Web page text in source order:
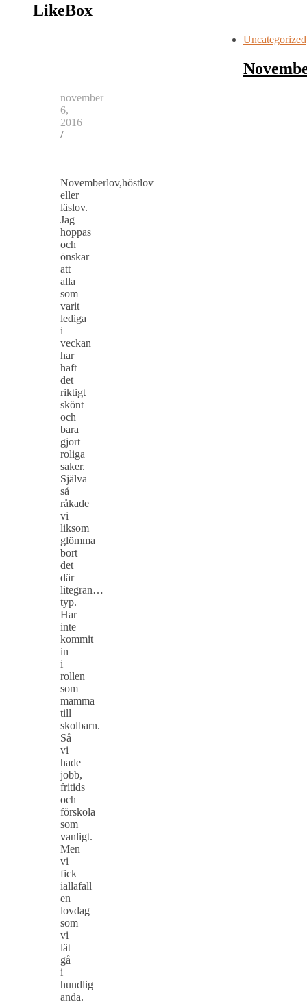
LikeBox
Uncategorized
november
6,
2016
/
Novemberlov,höstlov
eller
läslov.
Jag
hoppas
och
önskar
att
alla
som
varit
lediga
i
veckan
har
haft
det
riktigt
skönt
och
bara
gjort
roliga
saker.
Själva
så
råkade
vi
liksom
glömma
bort
det
där
litegran…
typ.
Har
inte
kommit
in
i
rollen
som
mamma
till
skolbarn.
Så
vi
hade
jobb,
fritids
och
förskola
som
vanligt.
Men
vi
fick
iallafall
en
lovdag
som
vi
lät
gå
i
hundlig
anda.